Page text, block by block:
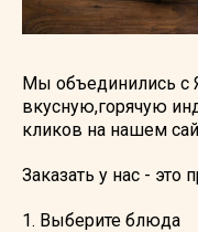
Мы объединились с
вкусную,горячую
кликов на нашем
Заказать у нас - это
1. Выберите блюда